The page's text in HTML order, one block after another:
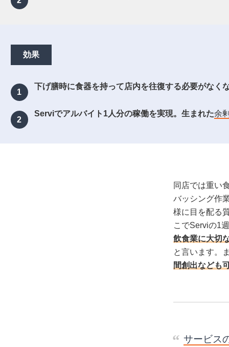
効果
下げ膳時に食器を持って店内を往復する必要がなく
Serviでアルバイト1人分の稼働を実現。生まれた余
同店では重い
バッシング作
様に目を配る
こでServiの1
飲食業に大切
と言います。
間創出なども
サービス